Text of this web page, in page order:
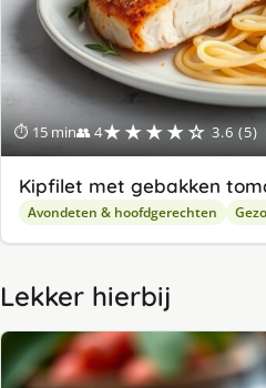
⏱ 15 min👥 4★★★★☆ 3.6 (5)
Kipfilet met gebakken
Avondeten & hoofdgerechten
Lekker hierbij